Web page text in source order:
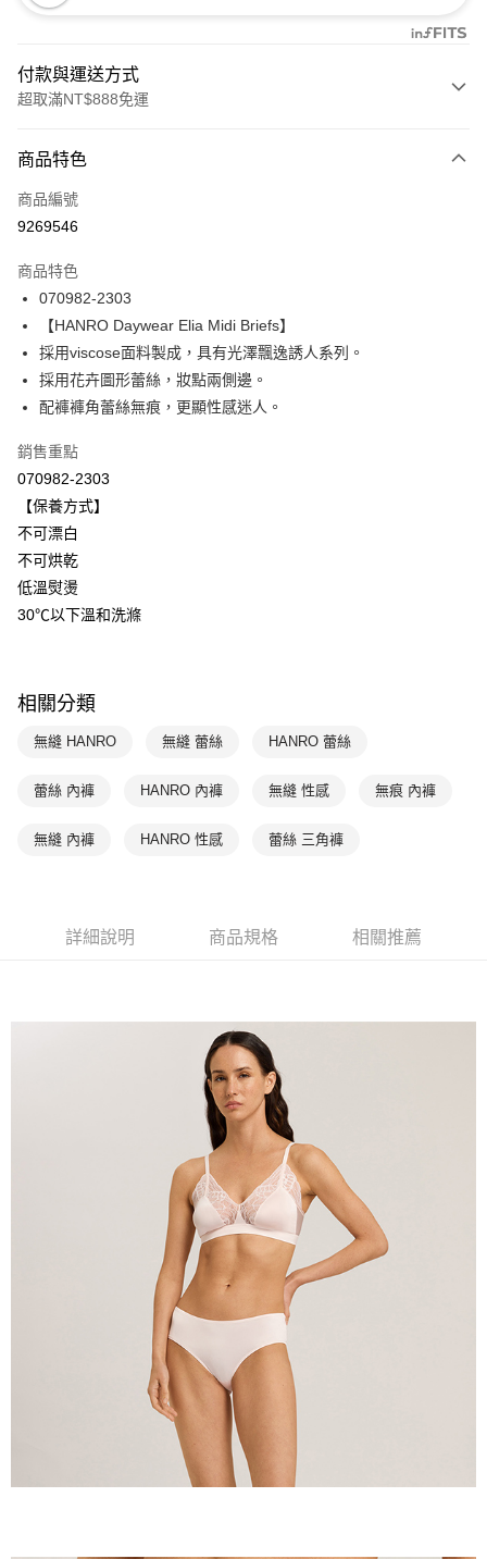
付款與運送方式
超取滿NT$888免運
信用卡一次付款
信用卡分期付款
合作金庫商業銀行
華南商業銀行
上海商業儲蓄銀行
台北富邦商業銀行
國泰世華商業銀行
兆豐國際商業銀行
臺灣中小企業銀行
匯豐（台灣）商業銀行
聯邦商業銀行
元大商業銀行
台新國際商業銀行
台灣樂天信用卡公司
Apple Pay
悠遊付
全盈+PAY
ATM付款
運送方式
付款後全家取貨$888免運-以PackAge+配客嘉循環箱包裝寄出
每筆NT$90，滿NT$888(含以上)免運費
付款後萊爾富取貨
每筆NT$90，滿NT$1,000(含以上)免運費
宅配
商品特色
商品編號
9269546
商品特色
070982-2303
【HANRO Daywear Elia Midi Briefs】
採用viscose面料製成，具有光澤飄逸誘人系列。
採用花卉圖形蕾絲，妝點兩側邊。
配褲褲角蕾絲無痕，更顯性感迷人。
銷售重點
070982-2303
【保養方式】
不可漂白
不可烘乾
低溫熨燙
30℃以下溫和洗滌
相關分類
無縫 HANRO 無縫 蕾絲 HANRO 蕾絲
蕾絲 內褲 HANRO 內褲 無縫 性感 無痕 內褲
無縫 內褲 HANRO 性感 蕾絲 三角褲
詳細說明 商品規格 相關推薦